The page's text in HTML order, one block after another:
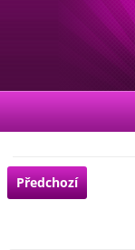
Předchozí